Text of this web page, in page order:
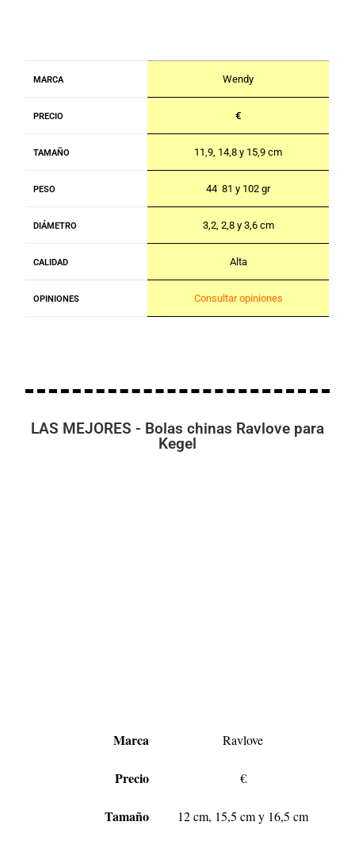
MARCA Wendy
PRECIO €
TAMAÑO 11,9, 14,8 y 15,9 cm
PESO 44 81 y 102 gr
DIÁMETRO 3,2, 2,8 y 3,6 cm
CALIDAD Alta
OPINIONES Consultar opiniones
LAS MEJORES - Bolas chinas Ravlove para
Kegel
Marca Ravlove
Precio €
Tamaño 12 cm, 15,5 cm y 16,5 cm